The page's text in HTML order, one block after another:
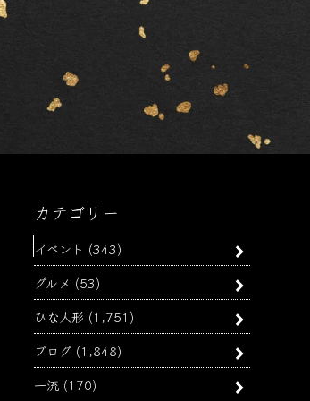
カテゴリー
イベント (343)
グルメ (53)
ひな人形 (1,751)
ブログ(1,848)
一流(170)